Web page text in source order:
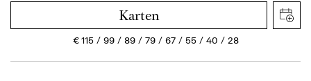
Karten
€115 99 89 79 67 55 40 28